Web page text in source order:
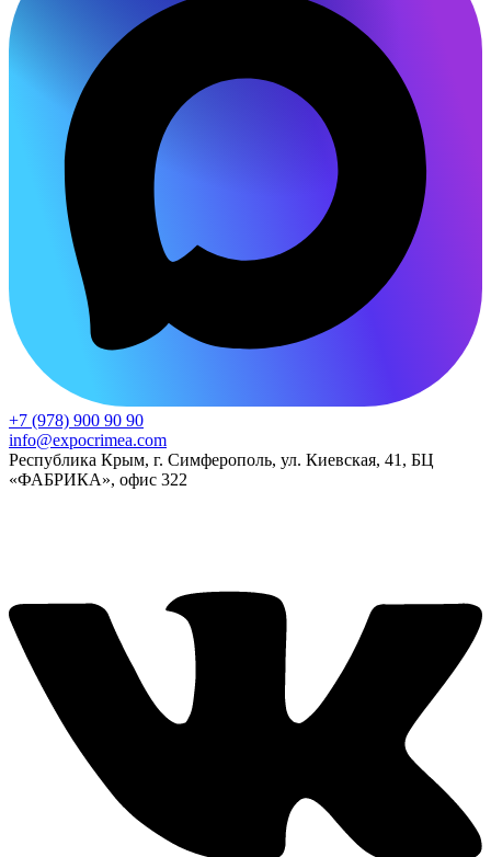
+7 (978) 900 90 90
info@expocrimea.com
Республика Крым, г. Симферополь, ул. Киевская, 41, БЦ
«ФАБРИКА», офис 322